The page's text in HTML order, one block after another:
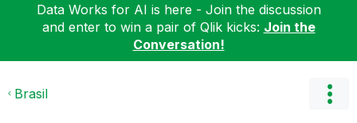
Data Works for AI is here - Join the discussion
and enter to win a pair of Qlik kicks: Join the
Conversation!
Brasil